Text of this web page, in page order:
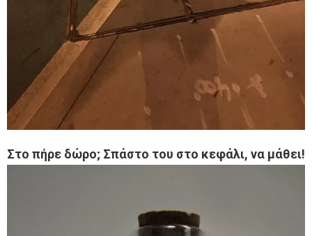
Στο πήρε δώρο; Σπάστο του στο κεφάλι, να μάθει!